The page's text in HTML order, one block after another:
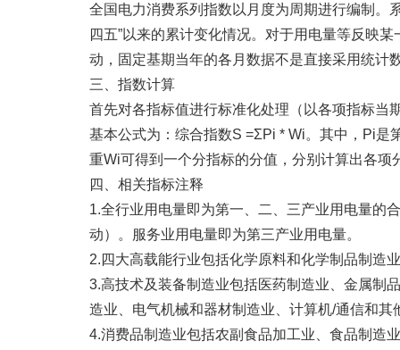
全国电力消费系列指数以月度为周期进行编制。
四五”以来的累计变化情况。对于用电量等反映
动，固定基期当年的各月数据不是直接采用统计
三、指数计算
首先对各指标值进行标准化处理（以各项指标当
基本公式为：综合指数S =ΣPi * Wi。其中，Pi是
重Wi可得到一个分指标的分值，分别计算出各
四、相关指标注释
1.全行业用电量即为第一、二、三产业用电量的
动）。服务业用电量即为第三产业用电量。
2.四大高载能行业包括化学原料和化学制品制造
3.高技术及装备制造业包括医药制造业、金属制
造业、电气机械和器材制造业、计算机/通信和
4.消费品制造业包括农副食品加工业、食品制造